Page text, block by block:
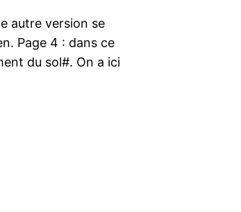
autre version se
Page 4 : dans ce
du sol#. On a ici